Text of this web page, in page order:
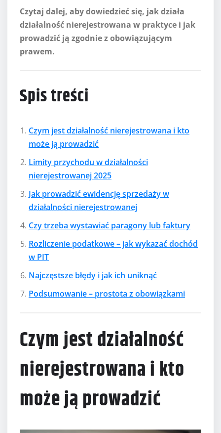
Czytaj dalej, aby dowiedzieć się, jak działa
działalność nierejestrowana w praktyce i jak
prowadzić ją zgodnie z obowiązującym
prawem.
Spis treści
Czym jest działalność nierejestrowana i kto
może ją prowadzić
Limity przychodu w działalności
nierejestrowanej 2025
Jak prowadzić ewidencję sprzedaży w
działalności nierejestrowanej
Czy trzeba wystawiać paragony lub faktury
Rozliczenie podatkowe – jak wykazać dochód
w PIT
Najczęstsze błędy i jak ich uniknąć
Podsumowanie – prostota z obowiązkami
Czym jest działalność
nierejestrowana i kto
może ją prowadzić